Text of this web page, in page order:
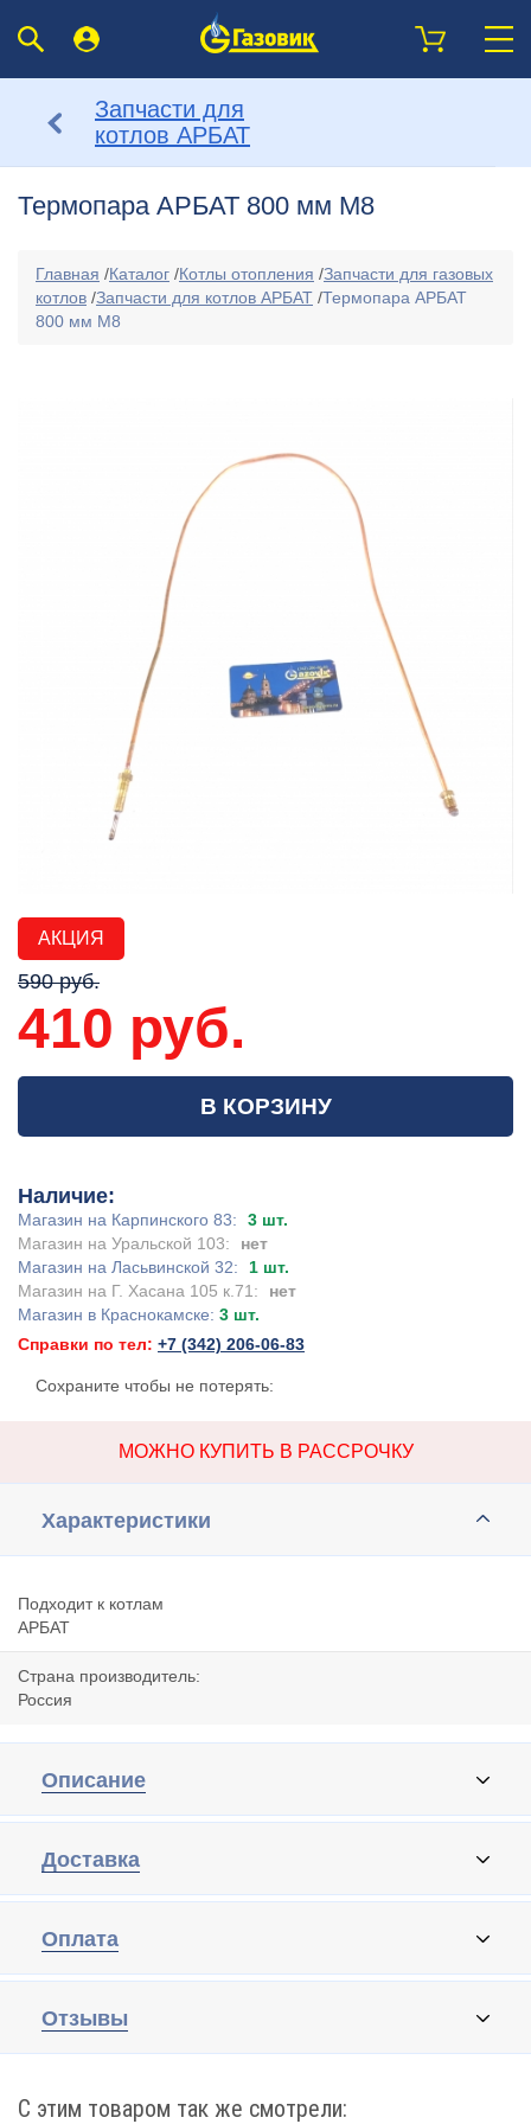
Запчасти для
котлов АРБАТ
Термопара АРБАТ 800 мм М8
Главная /Каталог /Котлы отопления /Запчасти для газовых
котлов /Запчасти для котлов АРБАТ /Термопара АРБАТ
800 мм М8
АКЦИЯ
590 руб.
410 руб.
В КОРЗИНУ
Наличие:
Магазин на Карпинского 83:
3 шт.
Магазин на Уральской 103:
нет
Магазин на Ласьвинской 32:
1 шт.
Магазин на Г. Хасана 105 к.71:
нет
Магазин в Краснокамске: 3 шт.
Справки по тел: +7 (342) 206-06-83
Сохраните чтобы не потерять:
МОЖНО КУПИТЬ В РАССРОЧКУ
Характеристики
Подходит к котлам
АРБАТ
Страна производитель:
Россия
Описание
Доставка
Оплата
Отзывы
С этим товаром так же смотрели: